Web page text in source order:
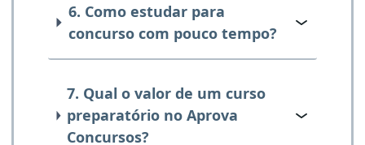
6. Como estudar para
concurso com pouco tempo?
7. Qual o valor de um curso
preparatório no Aprova
Concursos?